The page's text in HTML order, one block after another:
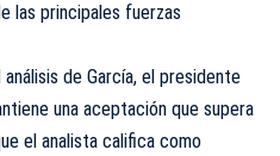
las principales fuerzas
de García, el presidente
una aceptación que supera
el analista califica como